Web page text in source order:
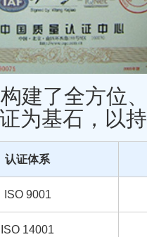
建了全方位
为基石，以
认证体系
ISO 9001
ISO 14001